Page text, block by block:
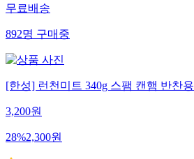
무료배송
892명 구매중
[한성] 런천미트 340g 스팸 캔햄 반찬용
3,200원
28%2,300원